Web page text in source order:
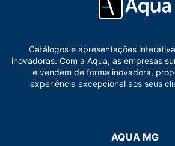
Catálogos e apresentações
inovadoras. Com a Aqua, as empresas
e vendem de forma inovadora,
experiência excepcional aos seus
AQUA MG